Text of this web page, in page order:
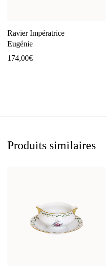
Ravier Impératrice
Eugénie
174,00€
Produits similaires